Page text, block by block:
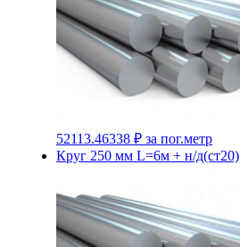
52113.46338 ₽ за пог.метр
Круг 250 мм L=6м + н/д(ст20)